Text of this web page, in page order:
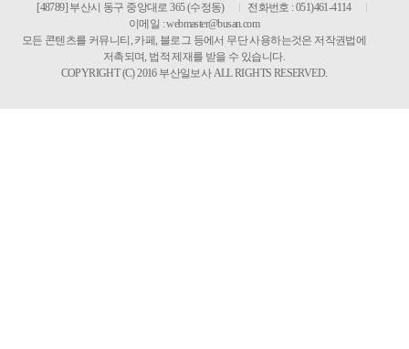
[48789] 부산시 동구 중앙대로 365 (수정동)
전화번호 : 051)461-4114
이메일 :webmaster@busan.com
모든 콘텐츠를 커뮤니티, 카페, 블로그 등에서 무단 사용하는것은 저작권법에
저촉되며, 법적 제재를 받을 수 있습니다.
COPYRIGHT (C) 2016 부산일보사 ALL RIGHTS RESERVED.